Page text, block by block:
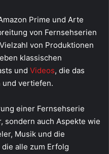
Prime und Arte
von Fernsehserien
von Produktionen
klassischen
und Videos, die das
und vertiefen.
einer Fernsehserie
sondern auch Aspekte wie
Musik und die
alle zum Erfolg